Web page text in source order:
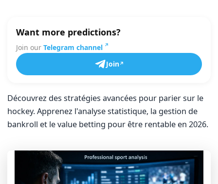
Want more predictions?
Join our Telegram channel
Join
Découvrez des stratégies avancées pour parier sur le
hockey. Apprenez l'analyse statistique, la gestion de
bankroll et le value betting pour être rentable en 2026.